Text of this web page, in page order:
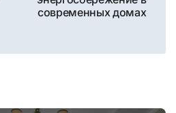
современных домах